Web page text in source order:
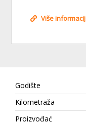
Više
Godište
Kilometraža
Proizvođać